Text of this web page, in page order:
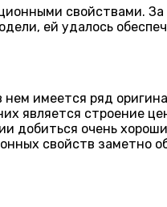
свойствами. За
ей удалось
имеется ряд
является строение
добиться очень
свойств заметно